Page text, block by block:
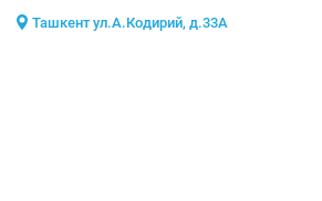
Ташкент ул.А.Кодирий, д.33А